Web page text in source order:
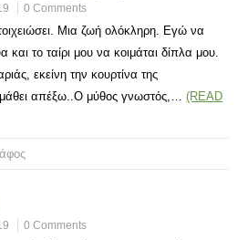
0 Comments
Μια ζωή ολόκληρη. Εγώ να
το ταίρι μου να κοιμάται δίπλα μου.
εκείνη την κουρτίνα της
μάθει απέξω..Ο μύθος γνωστός,…(READ
0 Comments